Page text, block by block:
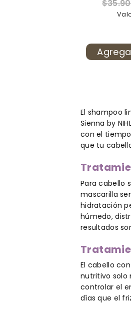
habitual
El shampoo
Sienna by
con el
que tu
Para cabello
mascarilla
hidratación
húmedo,
resultados
El cabello
nutritivo solo
controlar el
días que el